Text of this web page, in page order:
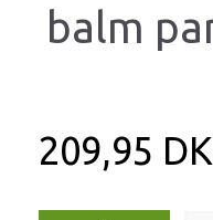
balm
209,95